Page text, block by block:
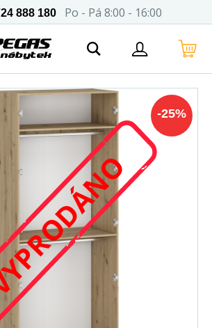
888 180 Po - Pá 8:00 - 16:00
-25%